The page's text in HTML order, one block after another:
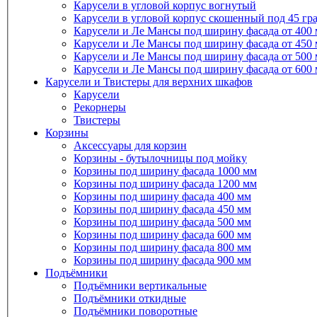
Карусели в угловой корпус вогнутый
Карусели в угловой корпус скошенный под 45
Карусели и Ле Мансы под ширину фасада от 400
Карусели и Ле Мансы под ширину фасада от 450
Карусели и Ле Мансы под ширину фасада от 500
Карусели и Ле Мансы под ширину фасада от 600
Карусели и Твистеры для верхних шкафов
Карусели
Рекорнеры
Твистеры
Корзины
Аксессуары для корзин
Корзины - бутылочницы под мойку
Корзины под ширину фасада 1000 мм
Корзины под ширину фасада 1200 мм
Корзины под ширину фасада 400 мм
Корзины под ширину фасада 450 мм
Корзины под ширину фасада 500 мм
Корзины под ширину фасада 600 мм
Корзины под ширину фасада 800 мм
Корзины под ширину фасада 900 мм
Подъёмники
Подъёмники вертикальные
Подъёмники откидные
Подъёмники поворотные